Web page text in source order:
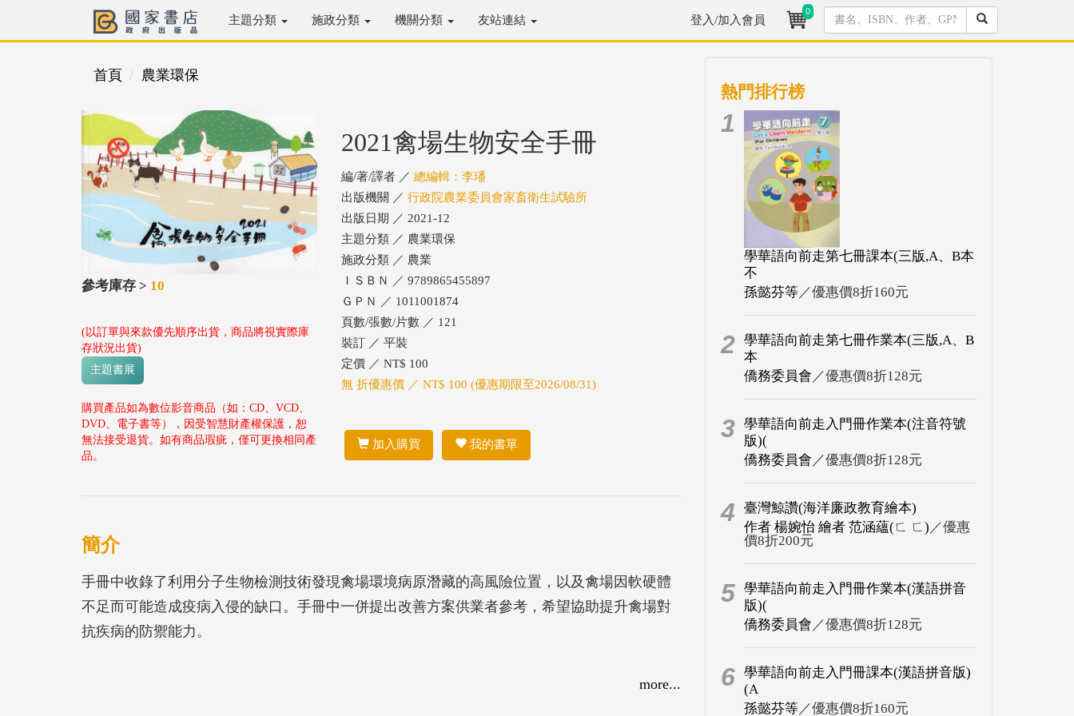
主題分類 施政分類 機關分類 友站連結 登入/加入會員
0
首頁 農業環保
參考庫存 > 10
(以訂單與來款優先順序出貨，商品將視實際庫
存狀況出貨)
主題書展
購買產品如為數位影音商品（如：CD、VCD、
DVD、電子書等），因受智慧財產權保護，恕
無法接受退貨。如有商品瑕疵，僅可更換相同產
品。
2021禽場生物安全手冊
編/著/譯者 ／ 總編輯：李璠
出版機關 ／ 行政院農業委員會家畜衛生試驗所
出版日期 ／ 2021-12
主題分類 ／ 農業環保
施政分類 ／ 農業
ＩＳＢＮ ／ 9789865455897
ＧＰＮ ／ 1011001874
頁數/張數/片數 ／ 121
裝訂 ／ 平裝
定價 ／ NT$ 100
無 折優惠價 ／ NT$ 100 (優惠期限至2026/08/31)
加入購買 我的書單
簡介
手冊中收錄了利用分子生物檢測技術發現禽場環境病原潛藏的高風險位置，以及禽場因軟硬體
不足而可能造成疫病入侵的缺口。手冊中一併提出改善方案供業者參考，希望協助提升禽場對
抗疾病的防禦能力。
more...
熱門排行榜
1
學華語向前走第七冊課本(三版,A、B本
不
孫懿芬等／優惠價8折160元
2 學華語向前走第七冊作業本(三版,A、B
本
僑務委員會 ／優惠價8折128元
3 學華語向前走入門冊作業本(注音符號
版)(
僑務委員會 ／優惠價8折128元
4
臺灣鯨讚(海洋廉政教育繪本)
作者 楊婉怡 繪者 范涵蘊(ㄈ ㄈ) ／優惠
價8折200元
5 學華語向前走入門冊作業本(漢語拼音
版)(
僑務委員會 ／優惠價8折128元
6 學華語向前走入門冊課本(漢語拼音版)
(A
孫懿芬等／優惠價8折160元